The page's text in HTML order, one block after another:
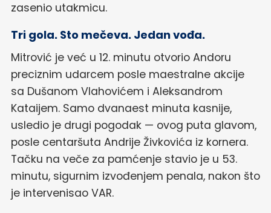
zasenio utakmicu.
Tri gola. Sto mečeva. Jedan vođa.
Mitrović je već u 12. minutu otvorio Andoru
preciznim udarcem posle maestralne akcije
sa Dušanom Vlahovićem i Aleksandrom
Kataijem. Samo dvanaest minuta kasnije,
usledio je drugi pogodak — ovog puta glavom,
posle centaršuta Andrije Živkovića iz kornera.
Tačku na veče za pamćenje stavio je u 53.
minutu, sigurnim izvođenjem penala, nakon što
je intervenisao VAR.